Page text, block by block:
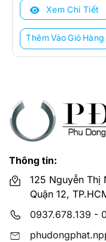
14.295.000 ₫.
11.437.000 ₫.
Xem Chi Tiết
Thêm Vào Giỏ Hàng
Thông tin:
125 Nguyễn Thị
Quận 12,
0937.678.139 -